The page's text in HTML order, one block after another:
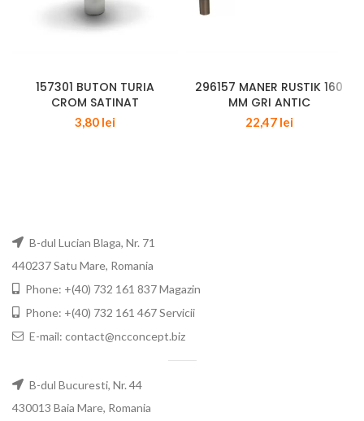
157301 BUTON TURIA
CROM SATINAT
3,80 lei
296157 MANER RUSTIK 160
MM GRI ANTIC
22,47 lei
B-dul Lucian Blaga, Nr. 71
440237 Satu Mare, Romania
Phone: +(40) 732 161 837 Magazin
Phone: +(40) 732 161 467 Servicii
E-mail: contact@ncconcept.biz
B-dul Bucuresti, Nr. 44
430013 Baia Mare, Romania